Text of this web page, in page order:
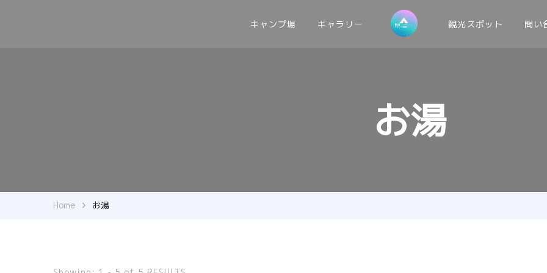
キャンプ場 ギャラリー 観光スポット 問い
お湯
Home お湯